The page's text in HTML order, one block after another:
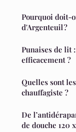
Pourquoi doit-
d'Argenteuil ?
Punaises de lit
efficacement ?
Quelles sont
chauffagiste ?
De
de douche 120